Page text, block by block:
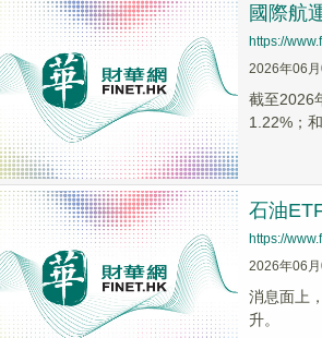
國際航
https://
2026年06
截至2026
1.22%；
石油
https://
2026年06
消息面上
升。